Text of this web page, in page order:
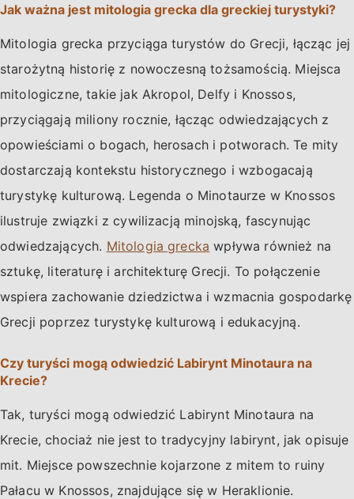
Jak ważna jest mitologia grecka dla greckiej turystyki?
Mitologia grecka przyciąga turystów do Grecji, łącząc jej
starożytną historię z nowoczesną tożsamością. Miejsca
mitologiczne, takie jak Akropol, Delfy i Knossos,
przyciągają miliony rocznie, łącząc odwiedzających z
opowieściami o bogach, herosach i potworach. Te mity
dostarczają kontekstu historycznego i wzbogacają
turystykę kulturową. Legenda o Minotaurze w Knossos
ilustruje związki z cywilizacją minojską, fascynując
odwiedzających. Mitologia grecka wpływa również na
sztukę, literaturę i architekturę Grecji. To połączenie
wspiera zachowanie dziedzictwa i wzmacnia gospodarkę
Grecji poprzez turystykę kulturową i edukacyjną.
Czy turyści mogą odwiedzić Labirynt Minotaura na
Krecie?
Tak, turyści mogą odwiedzić Labirynt Minotaura na
Krecie, chociaż nie jest to tradycyjny labirynt, jak opisuje
mit. Miejsce powszechnie kojarzone z mitem to ruiny
Pałacu w Knossos, znajdujące się w Heraklionie.